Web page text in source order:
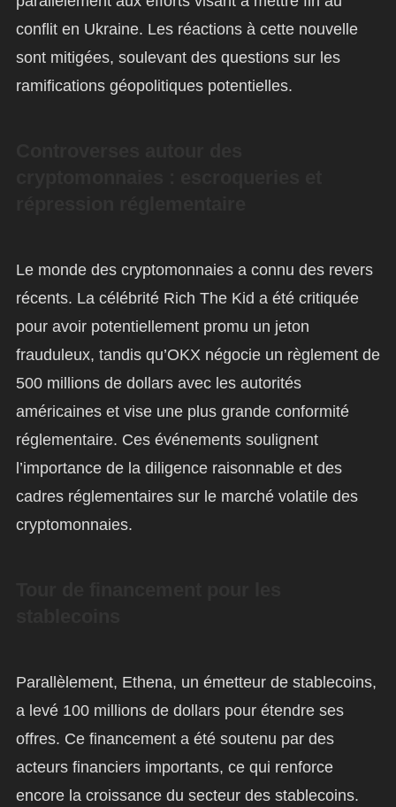
conflit en Ukraine. Les réactions à cette nouvelle
sont mitigées, soulevant des questions sur les
ramifications géopolitiques potentielles.
Le monde des cryptomonnaies a connu des revers
récents. La célébrité Rich The Kid a été critiquée
pour avoir potentiellement promu un jeton
frauduleux, tandis qu’OKX négocie un règlement de
500 millions de dollars avec les autorités
américaines et vise une plus grande conformité
réglementaire. Ces événements soulignent
l’importance de la diligence raisonnable et des
cadres réglementaires sur le marché volatile des
cryptomonnaies.
Parallèlement, Ethena, un émetteur de stablecoins,
a levé 100 millions de dollars pour étendre ses
offres. Ce financement a été soutenu par des
acteurs financiers importants, ce qui renforce
encore la croissance du secteur des stablecoins.